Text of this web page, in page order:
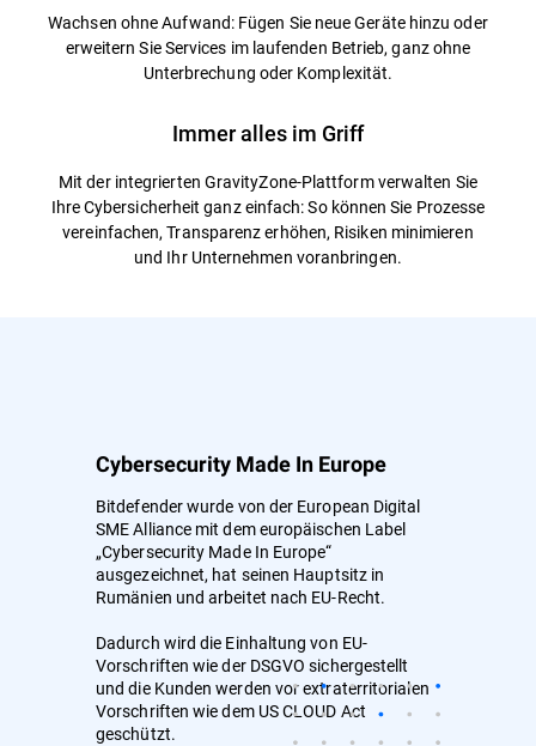
Wachsen ohne Aufwand: Fügen Sie neue Geräte hinzu oder
erweitern Sie Services im laufenden Betrieb, ganz ohne
Unterbrechung oder Komplexität.
Immer alles im Griff
Mit der integrierten GravityZone-Plattform verwalten Sie
Ihre Cybersicherheit ganz einfach: So können Sie Prozesse
vereinfachen, Transparenz erhöhen, Risiken minimieren
und Ihr Unternehmen voranbringen.
Cybersecurity Made In Europe
Bitdefender wurde von der European Digital
SME Alliance mit dem europäischen Label
„Cybersecurity Made In Europe“
ausgezeichnet, hat seinen Hauptsitz in
Rumänien und arbeitet nach EU-Recht.
Dadurch wird die Einhaltung von EU-
Vorschriften wie der DSGVO sichergestellt
und die Kunden werden vor extraterritorialen
Vorschriften wie dem US CLOUD Act
geschützt.